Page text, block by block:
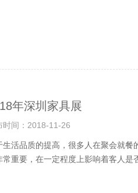
年深圳家具展
时间：2018-11-26
生活品质的提高，很多人在聚会就
常重要，在一定程度上影响着客人是